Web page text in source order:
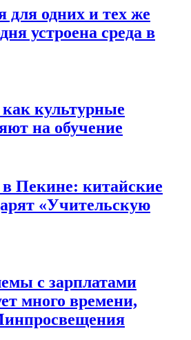
для одних и тех же
устроена среда в
как культурные
на обучение
Пекине: китайские
«Учительскую
с зарплатами
много времени,